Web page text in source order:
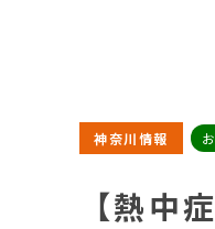
神奈川情報
【熱中